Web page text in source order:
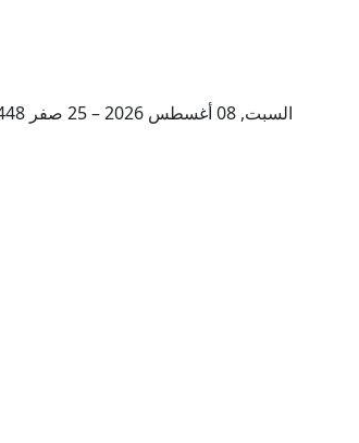
السبت, 08 أغسطس 2026 – 25 صفر 1448 هـ